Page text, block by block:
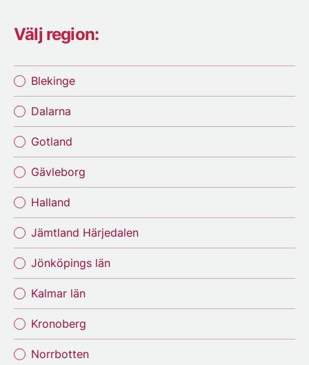
Välj region:
Blekinge
Dalarna
Gotland
Gävleborg
Halland
Jämtland Härjedalen
Jönköpings län
Kalmar län
Kronoberg
Norrbotten